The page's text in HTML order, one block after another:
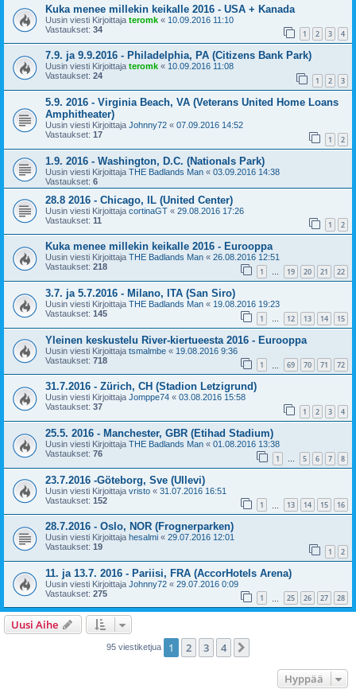
Kuka menee millekin keikalle 2016 - USA + Kanada
Uusin viesti Kirjoittaja teromk « 10.09.2016 11:10
Vastaukset: 34 1 2 3 4
7.9. ja 9.9.2016 - Philadelphia, PA (Citizens Bank Park)
Uusin viesti Kirjoittaja teromk « 10.09.2016 11:08
Vastaukset: 24 1 2 3
5.9. 2016 - Virginia Beach, VA (Veterans United Home Loans
Amphitheater)
Uusin viesti Kirjoittaja Johnny72 « 07.09.2016 14:52
Vastaukset: 17 1 2
1.9. 2016 - Washington, D.C. (Nationals Park)
Uusin viesti Kirjoittaja THE Badlands Man « 03.09.2016 14:38
Vastaukset: 6
28.8 2016 - Chicago, IL (United Center)
Uusin viesti Kirjoittaja cortinaGT « 29.08.2016 17:26
Vastaukset: 11 1 2
Kuka menee millekin keikalle 2016 - Eurooppa
Uusin viesti Kirjoittaja THE Badlands Man « 26.08.2016 12:51
Vastaukset: 218 1 … 19 20 21 22
3.7. ja 5.7.2016 - Milano, ITA (San Siro)
Uusin viesti Kirjoittaja THE Badlands Man « 19.08.2016 19:23
Vastaukset: 145 1 … 12 13 14 15
Yleinen keskustelu River-kiertueesta 2016 - Eurooppa
Uusin viesti Kirjoittaja tsmalmbe « 19.08.2016 9:36
Vastaukset: 718 1 69 70 71 72
31.7.2016 - Zürich, CH (Stadion Letzigrund)
Uusin viesti Kirjoittaja Jomppe74 « 03.08.2016 15:58
Vastaukset: 37 1 2 3 4
25.5. 2016 - Manchester, GBR (Etihad Stadium)
Uusin viesti Kirjoittaja THE Badlands Man « 01.08.2016 13:38
Vastaukset: 76 1 5 6 7 8
23.7.2016 -Göteborg, Sve (Ullevi)
Uusin viesti Kirjoittaja vristo « 31.07.2016 16:51
Vastaukset: 152 1 13 14 15 16
28.7.2016 - Oslo, NOR (Frognerparken)
Uusin viesti Kirjoittaja hesalmi « 29.07.2016 12:01
Vastaukset: 19 1 2
11. ja 13.7. 2016 - Pariisi, FRA (AccorHotels Arena)
Uusin viesti Kirjoittaja Johnny72 « 29.07.2016 0:09
Vastaukset: 275 1 25 26 27 28
Uusi Aihe
95 viestiketjua 1 2 3 4
Hyppää